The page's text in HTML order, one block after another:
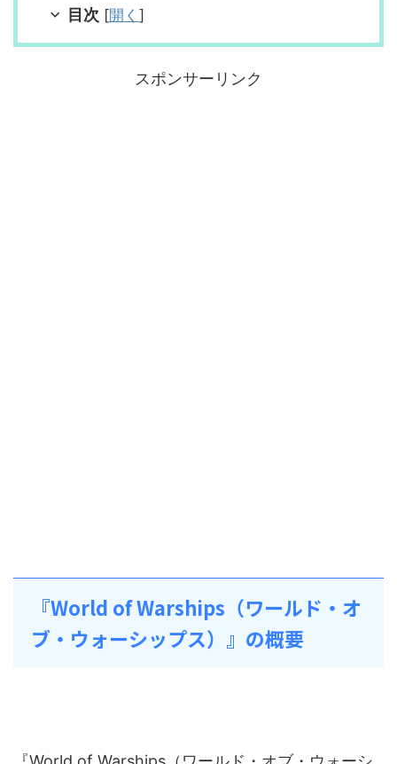
目次 [開く ]
スポンサーリンク
『World of Warships（ワールド・オ
ブ・ウォーシップス）』の概要